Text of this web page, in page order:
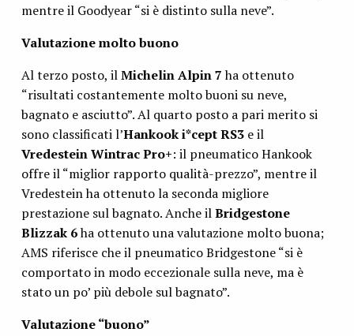
mentre il Goodyear “si è distinto sulla neve”.
Valutazione molto buono
Al terzo posto, ilMichelin Alpin 7ha ottenuto
“risultati costantemente molto buoni su neve,
bagnato e asciutto”. Al quarto posto a pari merito si
sono classificati l’Hankook i*cept RS3e il
Vredestein Wintrac Pro+: il pneumatico Hankook
offre il “miglior rapporto qualità-prezzo”, mentre il
Vredestein ha ottenuto la seconda migliore
prestazione sul bagnato. Anche ilBridgestone
Blizzak 6ha ottenuto una valutazione molto buona;
AMS riferisce che il pneumatico Bridgestone “si è
comportato in modo eccezionale sulla neve, ma è
stato un po’ più debole sul bagnato”.
Valutazione “buono”